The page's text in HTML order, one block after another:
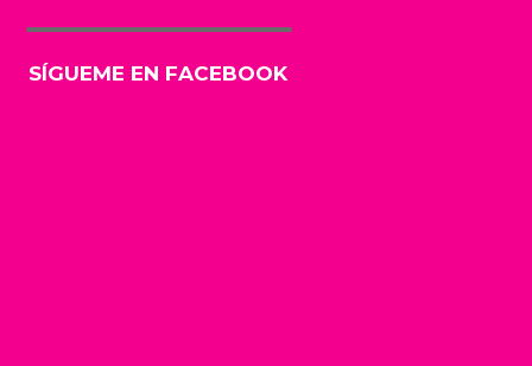
SÍGUEME EN FACEBOOK